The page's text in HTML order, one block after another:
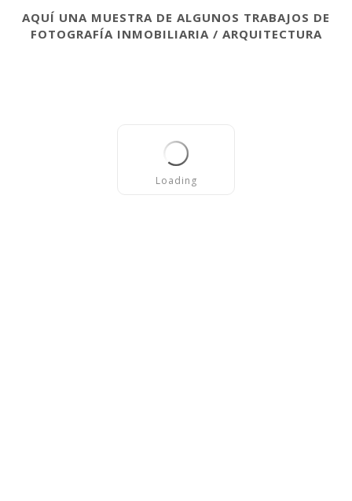
AQUÍ UNA MUESTRA DE ALGUNOS TRABAJOS DE
FOTOGRAFÍA INMOBILIARIA / ARQUITECTURA
Loading